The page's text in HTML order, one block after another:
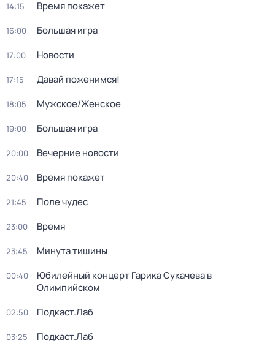
14:15 Время покажет
16:00 Большая игра
17:00 Новости
17:15 Давай поженимся!
18:05 Мужское/Женское
19:00 Большая игра
20:00 Вечерние новости
20:40 Время покажет
21:45 Поле чудес
23:00 Время
23:45 Минута тишины
00:40
Юбилейный концерт Гарика Сукачева в
Олимпийском
02:50 Подкаст.Лаб
03:25 Подкаст.Лаб